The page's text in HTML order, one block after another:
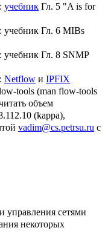
учебник Гл. 5 "A is for
учебник Гл. 6 MIBs
учебник Гл. 8 SNMP
Netflow и IPFIX
tools (man flow-tools
объем
(kappa),
vadim@cs.petrsu.ru с
управления сетями
некоторых